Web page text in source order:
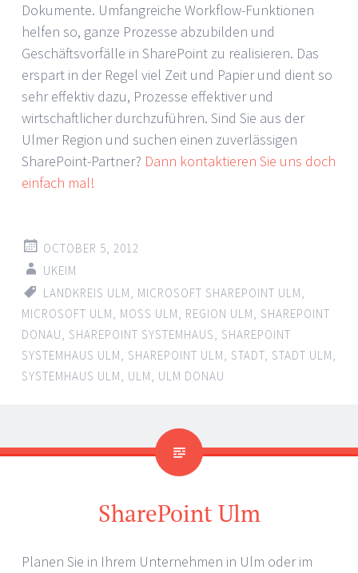
Dokumente. Umfangreiche Workflow-Funktionen
helfen so, ganze Prozesse abzubilden und
Geschäftsvorfälle in SharePoint zu realisieren. Das
erspart in der Regel viel Zeit und Papier und dient so
sehr effektiv dazu, Prozesse effektiver und
wirtschaftlicher durchzuführen. Sind Sie aus der
Ulmer Region und suchen einen zuverlässigen
SharePoint-Partner? Dann kontaktieren Sie uns doch
einfach mal!
OCTOBER 5, 2012
UKEIM
LANDKREIS ULM, MICROSOFT SHAREPOINT ULM,
MICROSOFT ULM, MOSS ULM, REGION ULM, SHAREPOINT
DONAU, SHAREPOINT SYSTEMHAUS, SHAREPOINT
SYSTEMHAUS ULM, SHAREPOINT ULM, STADT, STADT ULM,
SYSTEMHAUS ULM, ULM, ULM DONAU
SharePoint Ulm
Planen Sie in Ihrem Unternehmen in Ulm oder im